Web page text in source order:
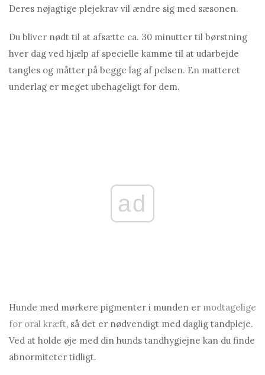
Deres nøjagtige plejekrav vil ændre sig med sæsonen.
Du bliver nødt til at afsætte ca. 30 minutter til børstning
hver dag ved hjælp af specielle kamme til at udarbejde
tangles og måtter på begge lag af pelsen. En matteret
underlag er meget ubehageligt for dem.
ad
Hunde med mørkere pigmenter i munden er modtagelige
for oral kræft, så det er nødvendigt med daglig tandpleje.
Ved at holde øje med din hunds tandhygiejne kan du finde
abnormiteter tidligt.